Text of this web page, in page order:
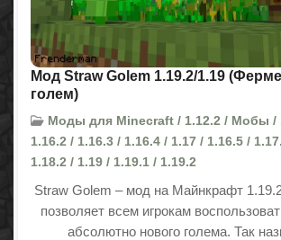
Мод Straw Golem 1.19.2/1.19
голем)
Моды для Minecraft / 1.12.2 / Мобы /
1.16.2 / 1.16.3 / 1.16.4 / 1.17 / 1.16.5 /
1.18.2 / 1.19 / 1.19.1 / 1.19.2
Straw Golem – мод на Майнкрафт
позволяет всем игрокам
абсолютно нового голема. Так